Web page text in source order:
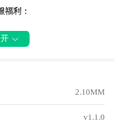
福利：
玉、88888元宝、1亿铜
神将任你挑选
天都能拿几十个小目标
奖励领不停
民冲击、战力目标还送海
2.10MM
v1.1.0